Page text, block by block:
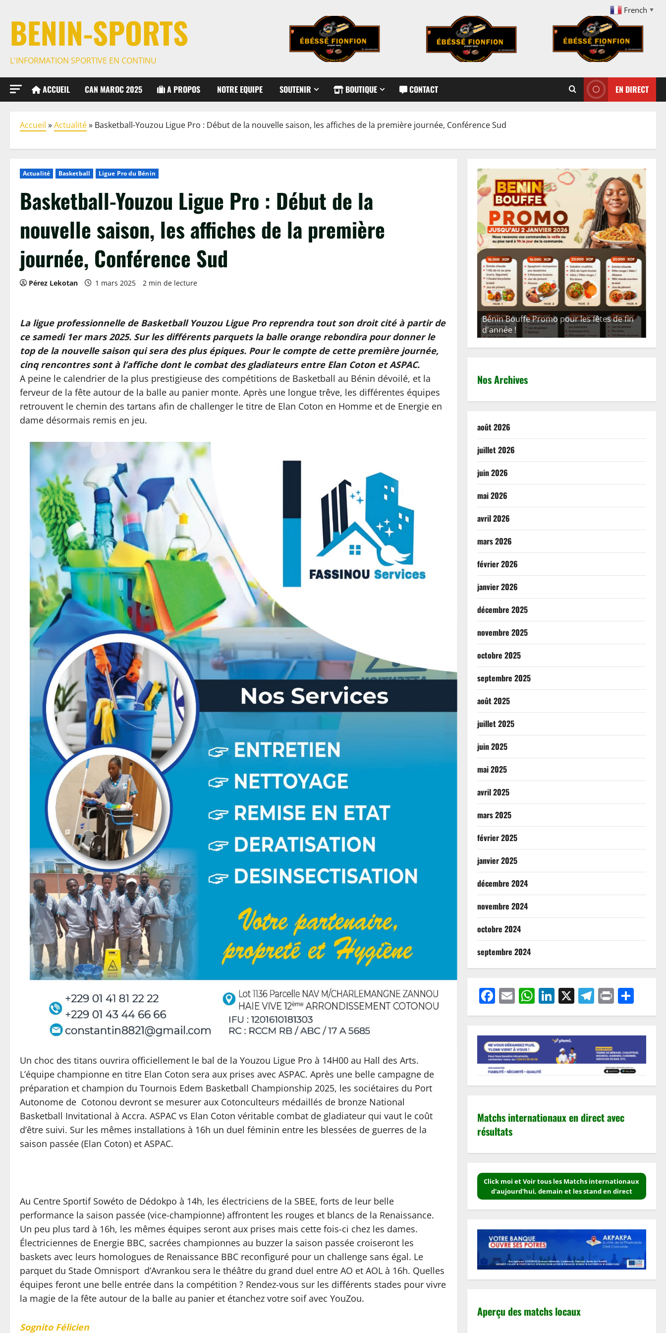
BENIN-SPORTS
L'INFORMATION SPORTIVE EN CONTINU
French ▼
ACCUEIL CAN MAROC 2025 A PROPOS NOTRE EQUIPE SOUTENIR BOUTIQUE CONTACT EN DIRECT
Accueil »Actualité» Basketball-Youzou Ligue Pro : Début de la nouvelle saison, les affiches de la première journée, Conférence Sud
Actualité Basketball Ligue Pro du Bénin
Basketball-Youzou Ligue Pro : Début de la
nouvelle saison, les affiches de la première
journée, Conférence Sud
Pérez Lekotan 1 mars 2025 2 min de lecture
La ligue professionnelle de Basketball Youzou Ligue Pro reprendra tout son droit cité à partir de
ce samedi 1er mars 2025. Sur les différents parquets la balle orange rebondira pour donner le
top de la nouvelle saison qui sera des plus épiques. Pour le compte de cette première journée,
cinq rencontres sont à l’affiche dont le combat des gladiateurs entre Elan Coton et ASPAC.
A peine le calendrier de la plus prestigieuse des compétitions de Basketball au Bénin dévoilé, et la
ferveur de la fête autour de la balle au panier monte. Après une longue trêve, les différentes équipes
retrouvent le chemin des tartans afin de challenger le titre de Elan Coton en Homme et de Energie en
dame désormais remis en jeu.
Un choc des titans ouvrira officiellement le bal de la Youzou Ligue Pro à 14H00 au Hall des Arts.
L’équipe championne en titre Elan Coton sera aux prises avec ASPAC. Après une belle campagne de
préparation et champion du Tournois Edem Basketball Championship 2025, les sociétaires du Port
Autonome de Cotonou devront se mesurer aux Cotonculteurs médaillés de bronze National
Basketball Invitational à Accra. ASPAC vs Elan Coton véritable combat de gladiateur qui vaut le coût
d’être suivi. Sur les mêmes installations à 16h un duel féminin entre les blessées de guerres de la
saison passée (Elan Coton) et ASPAC.
Au Centre Sportif Sowéto de Dédokpo à 14h, les électriciens de la SBEE, forts de leur belle
performance la saison passée (vice-championne) affrontent les rouges et blancs de la Renaissance.
Un peu plus tard à 16h, les mêmes équipes seront aux prises mais cette fois-ci chez les dames.
Électriciennes de Energie BBC, sacrées championnes au buzzer la saison passée croiseront les
baskets avec leurs homologues de Renaissance BBC reconfiguré pour un challenge sans égal. Le
parquet du Stade Omnisport d’Avrankou sera le théâtre du grand duel entre AO et AOL à 16h. Quelles
équipes feront une belle entrée dans la compétition ? Rendez-vous sur les différents stades pour vivre
la magie de la fête autour de la balle au panier et étanchez votre soif avec YouZou.
Sognito Félicien
Le GOAT est parmi nous !
Bénin Bouffe Promo pour les fêtes de fin
d'année !
Nos Archives
août 2026
juillet 2026
juin 2026
mai 2026
avril 2026
mars 2026
février 2026
janvier 2026
décembre 2025
novembre 2025
octobre 2025
septembre 2025
août 2025
juillet 2025
juin 2025
mai 2025
avril 2025
mars 2025
février 2025
janvier 2025
décembre 2024
novembre 2024
octobre 2024
septembre 2024
Facebook
EmailWhatsApp
LinkedIn
X Telegram
Print
Matchs internationaux en direct avec
résultats
Click moi et Voir tous les Matchs internationaux
d'aujourd'hui, demain et les stand en direct
Aperçu des matchs locaux